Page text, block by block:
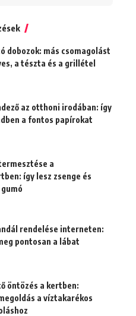
dobozok: más csomagolást
a tészta és a grillétel
az otthoni irodában: így
a fontos papírokat
a
így lesz zsenge és
rendelése interneten:
pontosan a lábat
öntözés a kertben:
a víztakarékos